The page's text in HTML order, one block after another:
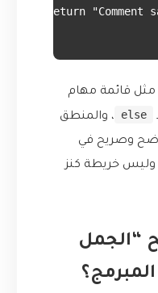
مثل قائمة مهام
else
، والمنطق
وصريح في
وليس خريطة كنز
“الجمل